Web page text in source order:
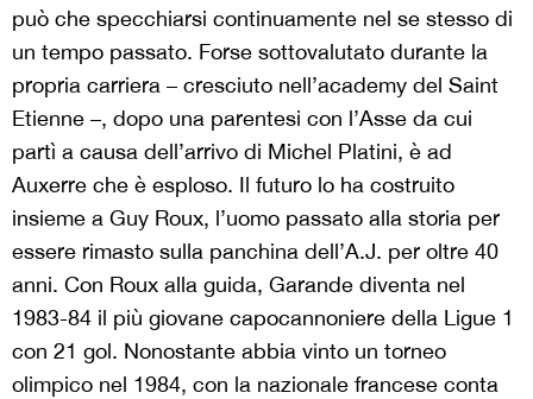
può che specchiarsi continuamente nel se stesso di
un tempo passato. Forse sottovalutato durante la
propria carriera – cresciuto nell’academy del Saint
Etienne –, dopo una parentesi con l’Asse da cui
partì a causa dell’arrivo di Michel Platini, è ad
Auxerre che è esploso. Il futuro lo ha costruito
insieme a Guy Roux, l’uomo passato alla storia per
essere rimasto sulla panchina dell’A.J. per oltre 40
anni. Con Roux alla guida, Garande diventa nel
1983-84 il più giovane capocannoniere della Ligue 1
con 21 gol. Nonostante abbia vinto un torneo
olimpico nel 1984, con la nazionale francese conta